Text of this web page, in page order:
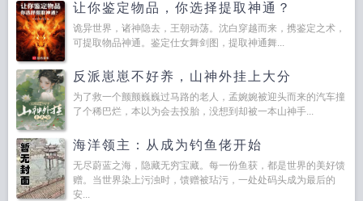
让你鉴定物品，你选择提取神通？
诡异世界，诸神隐去，王朝动荡。沈白穿越而来，携鉴定之术，
可提取物品神通。鉴定仕女舞剑图，提取神通舞...
反派崽崽不好养，山神外挂上大分
为了救一个颤颤巍巍过马路的老人，孟婉婉被迎头而来的汽车撞
了个稀巴烂，本以为会去投胎，没想到却被一本山神手...
海洋领主：从成为钓鱼佬开始
无尽蔚蓝之海，隐藏无穷宝藏。每一份鱼获，都是世界的美好馈
赠。当世界染上污浊时，馈赠被玷污，一处处码头成为最后的
安...